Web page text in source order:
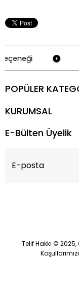
POPÜLER
KURUMSAL
E-Bülten Üyelik
Telif Hakkı © 2025,